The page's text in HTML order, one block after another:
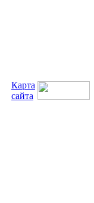
Карта
сайта